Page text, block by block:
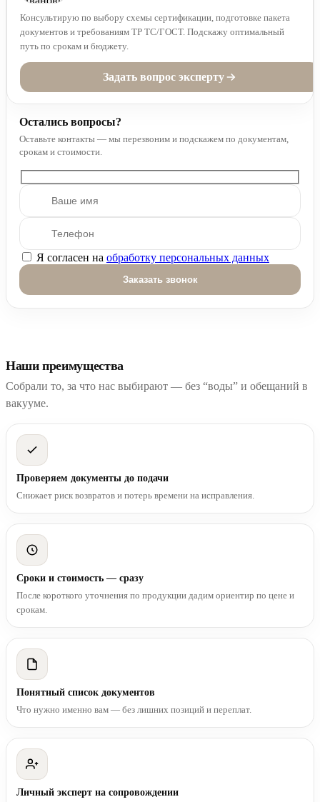
Консультирую по выбору схемы сертификации, подготовке пакета
документов и требованиям ТР ТС/ГОСТ. Подскажу оптимальный
путь по срокам и бюджету.
Задать вопрос эксперту
Остались вопросы?
Оставьте контакты — мы перезвоним и подскажем по документам,
срокам и стоимости.
Оставьте это поле пустым.
Я согласен на обработку персональных данных
Наши преимущества
Собрали то, за что нас выбирают — без “воды” и обещаний в
вакууме.
Проверяем документы до подачи
Снижает риск возвратов и потерь времени на исправления.
Сроки и стоимость — сразу
После короткого уточнения по продукции дадим ориентир по цене и
срокам.
Понятный список документов
Что нужно именно вам — без лишних позиций и переплат.
Личный эксперт на сопровождении